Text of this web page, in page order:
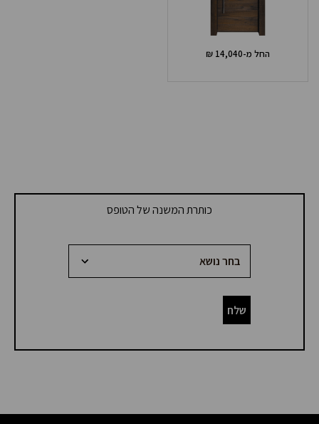
₪ 14,040החל מ-
כותרת המשנה של הטופס
(!!
לא
למחוק!!))טופס
לא
שלח
are
leave
this
blank.